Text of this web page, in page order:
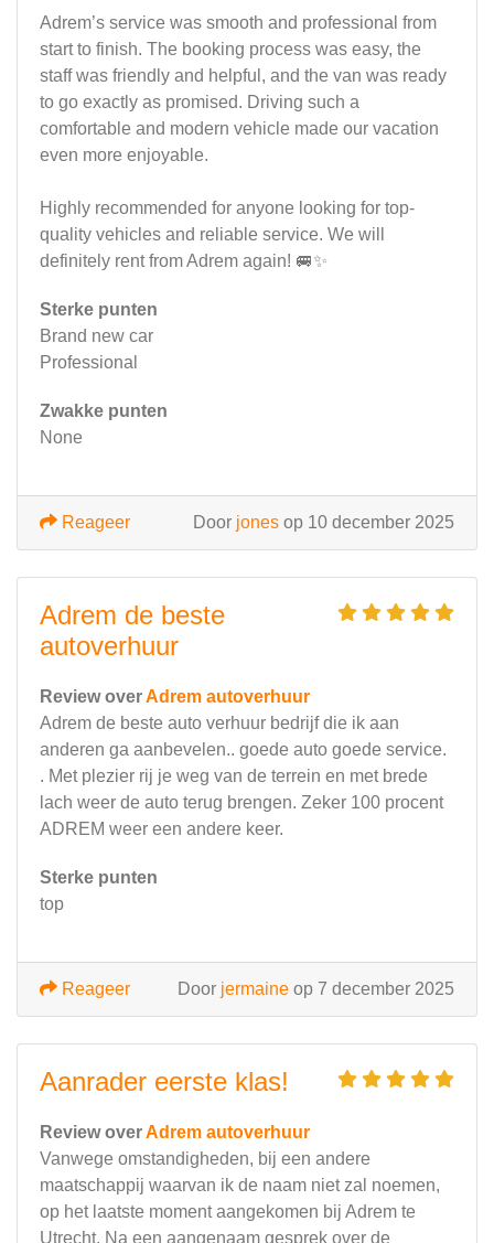
Adrem’s service was smooth and professional from
start to finish. The booking process was easy, the
staff was friendly and helpful, and the van was ready
to go exactly as promised. Driving such a
comfortable and modern vehicle made our vacation
even more enjoyable.
Highly recommended for anyone looking for top-
quality vehicles and reliable service. We will
definitely rent from Adrem again! 🚐✨
Sterke punten
Brand new car
Professional
Zwakke punten
None
Door jones op 10 december 2025
Reageer
Adrem de beste
autoverhuur
Review overAdrem autoverhuur
Adrem de beste auto verhuur bedrijf die ik aan
anderen ga aanbevelen.. goede auto goede service.
. Met plezier rij je weg van de terrein en met brede
lach weer de auto terug brengen. Zeker 100 procent
ADREM weer een andere keer.
Sterke punten
top
Door jermaine op 7 december 2025
Reageer
Aanrader eerste klas!
Review overAdrem autoverhuur
Vanwege omstandigheden, bij een andere
maatschappij waarvan ik de naam niet zal noemen,
op het laatste moment aangekomen bij Adrem te
Utrecht. Na een aangenaam gesprek over de